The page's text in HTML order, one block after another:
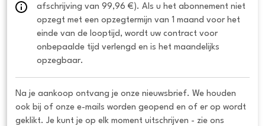
afschrijving van 99,96 €). Als u het abonnement niet
opzegt met een opzegtermijn van 1 maand voor het
einde van de looptijd, wordt uw contract voor
onbepaalde tijd verlengd en is het maandelijks
opzegbaar.
Na je aankoop ontvang je onze nieuwsbrief. We houden
ook bij of onze e-mails worden geopend en of er op wordt
geklikt. Je kunt je op elk moment uitschrijven - zie ons